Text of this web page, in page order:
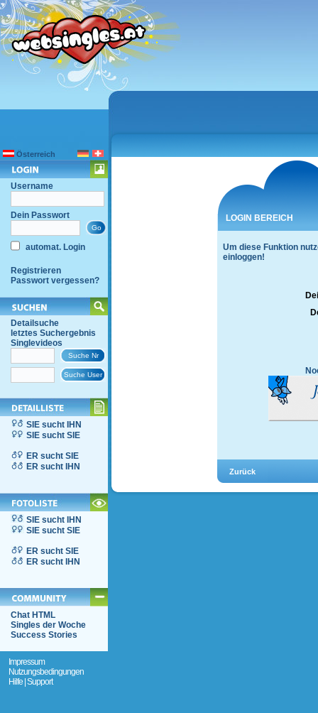
Österreich
Username
Dein Passwort
automat. Login
Registrieren
Passwort vergessen?
Detailsuche
letztes Suchergebnis
Singlevideos
SIE sucht IHN
SIE sucht SIE
ER sucht SIE
ER sucht IHN
SIE sucht IHN
SIE sucht SIE
ER sucht SIE
ER sucht IHN
Chat HTML
Singles der Woche
Success Stories
Impressum
Nutzungsbedingungen
Hilfe | Support
LOGIN BEREICH
Um diese Funktion
einloggen!